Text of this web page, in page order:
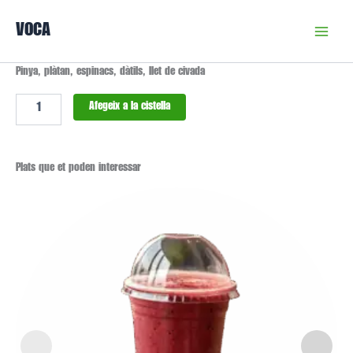
VOCA
Pinya, plàtan, espinacs, dàtils, llet de civada
quantitat
Smoothie
Afegeix a la cistella
Plats que et poden interessar